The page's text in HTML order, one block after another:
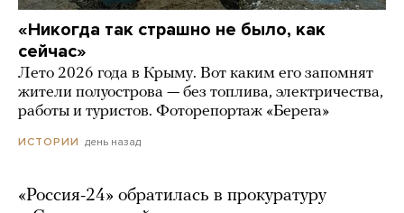
«Никогда так страшно не было, как
сейчас»
Лето 2026 года в Крыму. Вот каким его запомнят
жители полуострова — без топлива, электричества,
работы и туристов. Фоторепортаж «Берега»
ИСТОРИИ день назад
«Россия-24» обратилась в прокуратуру